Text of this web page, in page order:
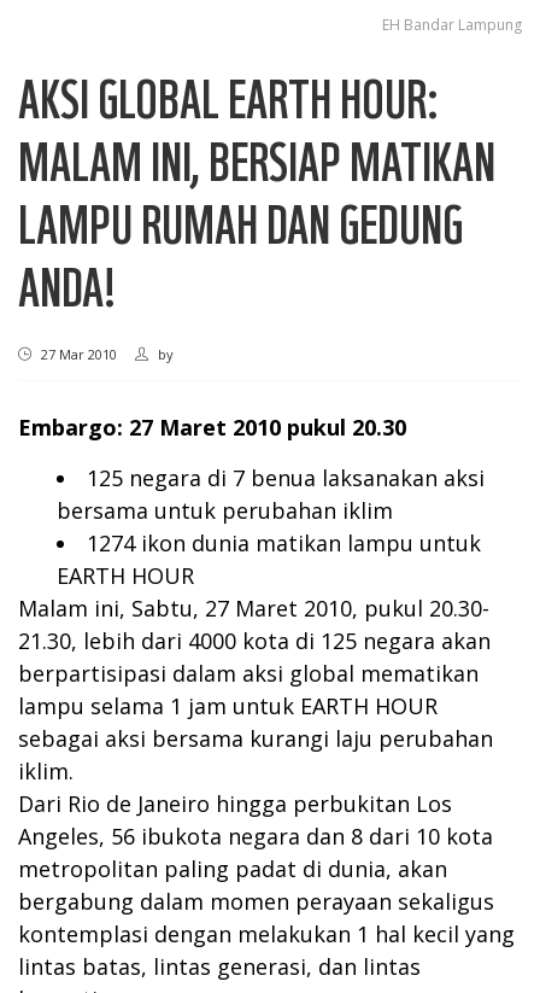
EH Bandar Lampung
AKSI GLOBAL EARTH HOUR:
MALAM INI, BERSIAP MATIKAN
LAMPU RUMAH DAN GEDUNG
ANDA!
27 Mar 2010 by
Embargo: 27 Maret 2010 pukul 20.30
125 negara di 7 benua laksanakan aksi
bersama untuk perubahan iklim
1274 ikon dunia matikan lampu untuk
EARTH HOUR
Malam ini, Sabtu, 27 Maret 2010, pukul 20.30-
21.30, lebih dari 4000 kota di 125 negara akan
berpartisipasi dalam aksi global mematikan
lampu selama 1 jam untuk EARTH HOUR
sebagai aksi bersama kurangi laju perubahan
iklim.
Dari Rio de Janeiro hingga perbukitan Los
Angeles, 56 ibukota negara dan 8 dari 10 kota
metropolitan paling padat di dunia, akan
bergabung dalam momen perayaan sekaligus
kontemplasi dengan melakukan 1 hal kecil yang
lintas batas, lintas generasi, dan lintas